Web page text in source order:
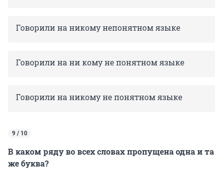
Говорили на никому непонятном языке
Говорили на ни кому не понятном языке
Говорили на никому не понятном языке
9 / 10
В каком ряду во всех словах пропущена одна и та
же буква?